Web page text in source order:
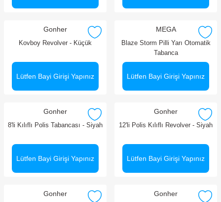
Gonher
Kovboy Revolver - Küçük
Lütfen Bayi Girişi Yapınız
MEGA
Blaze Storm Pilli Yarı Otomatik
Tabanca
Lütfen Bayi Girişi Yapınız
Gonher
8'li Kılıflı Polis Tabancası - Siyah
Lütfen Bayi Girişi Yapınız
Gonher
12'li Polis Kılıflı Revolver - Siyah
Lütfen Bayi Girişi Yapınız
Gonher Gonher